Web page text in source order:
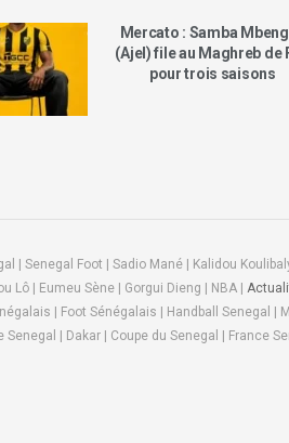
Mercato : Samba
(Ajel) file au Maghreb de
pour trois saisons
| Senegal Foot | Sadio Mané | Kalidou
Lô | Eumeu Sène | Gorgui Dieng | NBA |
| Foot Sénégalais | Handball Senegal |
Senegal | Dakar | Coupe du Senegal | France